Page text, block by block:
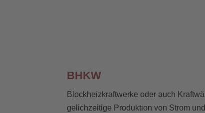
BHKW
Blockheizkraftwerke oder auch
gelichzeitige Produktion von Strom